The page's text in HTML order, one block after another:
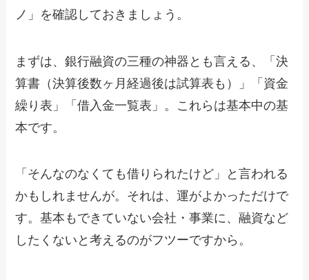
ノ」を確認しておきましょう。
まずは、銀行融資の三種の神器とも言える、「決
算書（決算後数ヶ月経過後は試算表も）」「資金
繰り表」「借入金一覧表」。これらは基本中の基
本です。
「そんなのなくても借りられたけど」と言われる
かもしれませんが。それは、運がよかっただけで
す。基本もできていない会社・事業に、融資など
したくないと考えるのがフツーですから。